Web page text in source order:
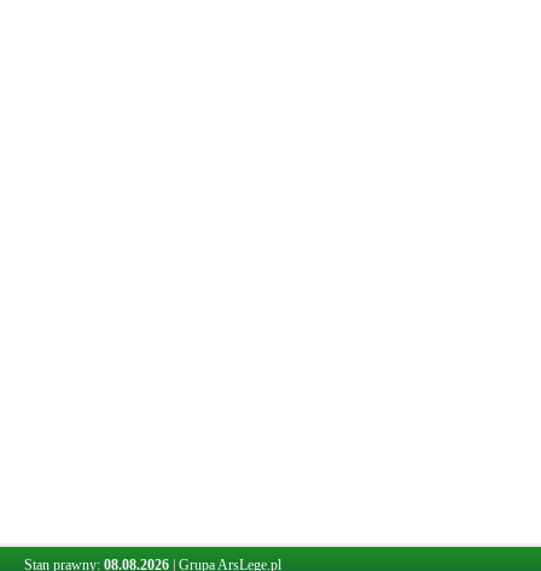
Stan prawny: 08.08.2026 Grupa ArsLege.pl